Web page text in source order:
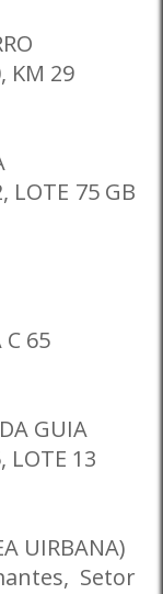
KM 29
LOTE 75 GB
65
GUIA
LOTE 13
UIRBANA)
Setor